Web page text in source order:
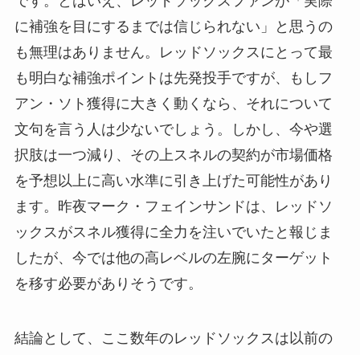
に補強を目にするまでは信じられない」と思うの
も無理はありません。レッドソックスにとって最
も明白な補強ポイントは先発投手ですが、もしフ
アン・ソト獲得に大きく動くなら、それについて
文句を言う人は少ないでしょう。しかし、今や選
択肢は一つ減り、その上スネルの契約が市場価格
を予想以上に高い水準に引き上げた可能性があり
ます。昨夜マーク・フェインサンドは、レッドソ
ックスがスネル獲得に全力を注いでいたと報じま
したが、今では他の高レベルの左腕にターゲット
を移す必要がありそうです。
結論として、ここ数年のレッドソックスは以前の